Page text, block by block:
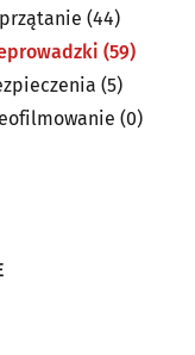
(44)
(59)
(5)
(0)